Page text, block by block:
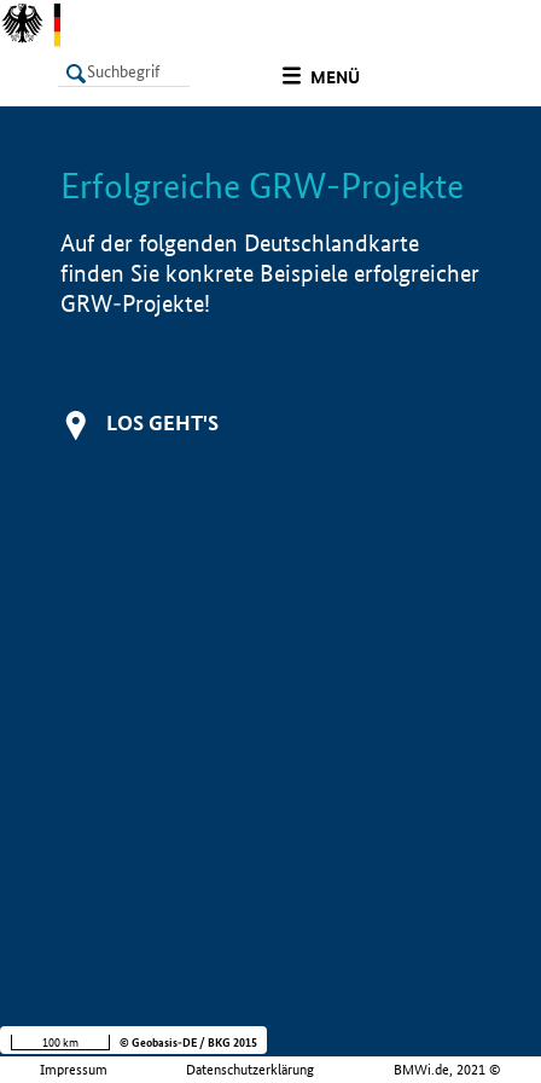
MENÜ
LISTE Info
Erfolgreiche GRW-Projekte
Auf der folgenden Deutschlandkarte
finden Sie konkrete Beispiele erfolgreicher
GRW-Projekte!
LOS GEHT'S
Impressum Datenschutzerklärung BMWi.de, 2021 ©
100 km © Geobasis-DE / BKG 2015